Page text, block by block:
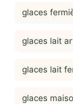
glaces
glaces lait
glaces lait
glaces